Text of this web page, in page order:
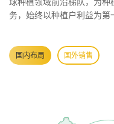
务，始终以种植户利益为第
国内布局 国外销售